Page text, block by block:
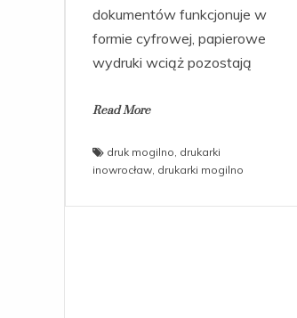
dokumentów funkcjonuje w
formie cyfrowej, papierowe
wydruki wciąż pozostają
Read More
druk mogilno drukarki
inowrocław drukarki mogilno